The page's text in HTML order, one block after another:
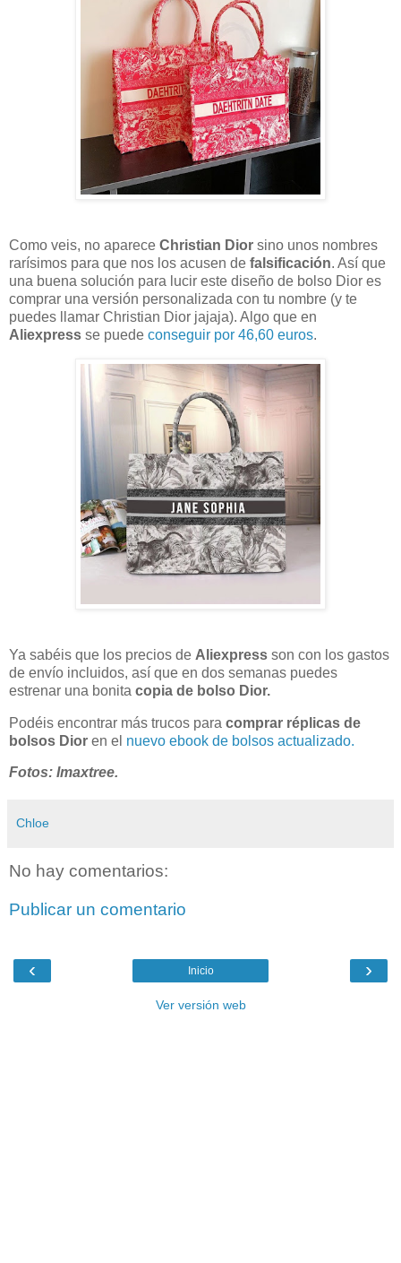
Como veis, no aparece Christian Dior sino unos nombres
rarísimos para que nos los acusen de falsificación. Así que
una buena solución para lucir este diseño de bolso Dior es
comprar una versión personalizada con tu nombre (y te
puedes llamar Christian Dior jajaja). Algo que en
Aliexpress se puede conseguir por 46,60 euros.
Ya sabéis que los precios de Aliexpress son con los gastos
de envío incluidos, así que en dos semanas puedes
estrenar una bonita copia de bolso Dior.
Podéis encontrar más trucos para comprar réplicas de
bolsos Dior en el nuevo ebook de bolsos actualizado.
Fotos: Imaxtree.
Chloe
No hay comentarios:
Publicar un comentario
‹ ›
Inicio
Ver versión web